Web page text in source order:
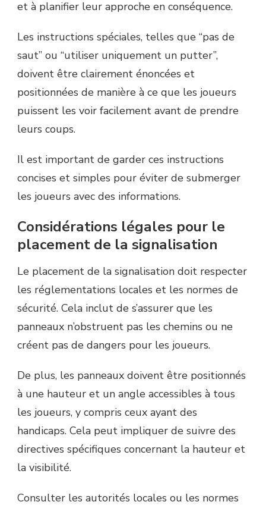
et à planifier leur approche en conséquence.
Les instructions spéciales, telles que “pas de
saut” ou “utiliser uniquement un putter”,
doivent être clairement énoncées et
positionnées de manière à ce que les joueurs
puissent les voir facilement avant de prendre
leurs coups.
Il est important de garder ces instructions
concises et simples pour éviter de submerger
les joueurs avec des informations.
Considérations légales pour le
placement de la signalisation
Le placement de la signalisation doit respecter
les réglementations locales et les normes de
sécurité. Cela inclut de s’assurer que les
panneaux n’obstruent pas les chemins ou ne
créent pas de dangers pour les joueurs.
De plus, les panneaux doivent être positionnés
à une hauteur et un angle accessibles à tous
les joueurs, y compris ceux ayant des
handicaps. Cela peut impliquer de suivre des
directives spécifiques concernant la hauteur et
la visibilité.
Consulter les autorités locales ou les normes